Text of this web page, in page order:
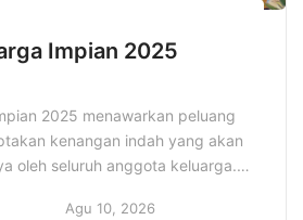
Impian 2025
2025 menawarkan peluang
kenangan indah yang akan
oleh seluruh anggota keluarga.
mulai dari wisata alam yang
Agu 10, 2026